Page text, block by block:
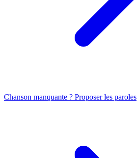
Chanson manquante ? Proposer les paroles